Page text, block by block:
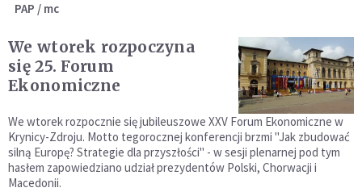
PAP / mc
We wtorek rozpoczyna
się 25. Forum
Ekonomiczne
We wtorek rozpocznie się jubileuszowe XXV Forum Ekonomiczne w
Krynicy-Zdroju. Motto tegorocznej konferencji brzmi "Jak zbudować
silną Europę? Strategie dla przyszłości" - w sesji plenarnej pod tym
hasłem zapowiedziano udział prezydentów Polski, Chorwacji i
Macedonii.